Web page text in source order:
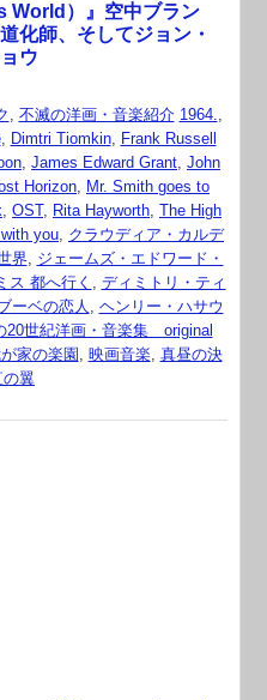
World）』空中ブラン
化師、そしてジョン・
ウ
, 不滅の洋画・音楽紹介 1964.,
, Dimtri Tiomkin, Frank Russell
, James Edward Grant, John
Horizon, Mr. Smith goes to
, OST, Rita Hayworth, The High
you, クラウディア・カルデ
界, ジェームズ・エドワード・
ス 都へ行く , ディミトリ・ティ
ーベの恋人 , ヘンリー・ハサウ
20世紀洋画・音楽集 original
家の楽園, 映画音楽, 真昼の決
の翼